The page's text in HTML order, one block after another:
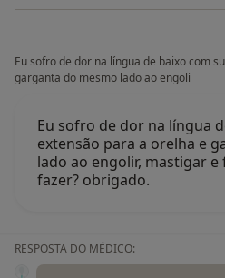
Eu sofro de dor na língua de baixo com
garganta do mesmo lado ao engoli
Eu sofro de dor na língua
extensão para a orelha e
lado ao engolir, mastigar e
fazer? obrigado.
RESPOSTA DO MÉDICO: